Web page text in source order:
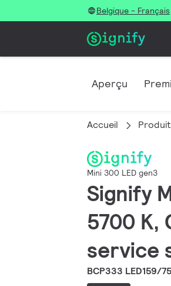
Belgique - Français
Aperçu
Accueil
Mini 300 LED gen3
Signify
5700 K,
service
BCP333 LED159/